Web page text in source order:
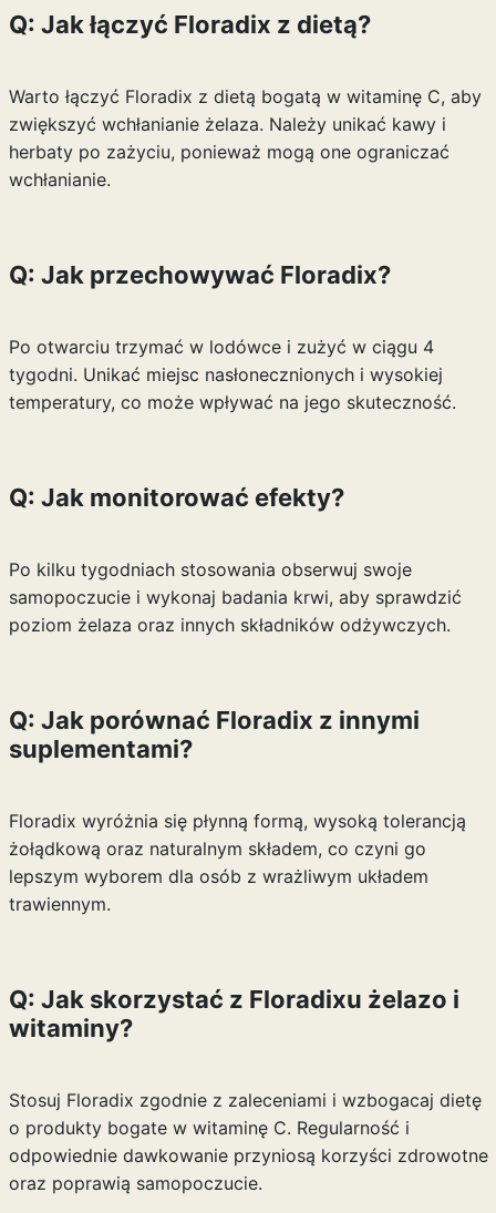
Q: Jak łączyć Floradix z dietą?
Warto łączyć Floradix z dietą bogatą w witaminę C, aby
zwiększyć wchłanianie żelaza. Należy unikać kawy i
herbaty po zażyciu, ponieważ mogą one ograniczać
wchłanianie.
Q: Jak przechowywać Floradix?
Po otwarciu trzymać w lodówce i zużyć w ciągu 4
tygodni. Unikać miejsc nasłonecznionych i wysokiej
temperatury, co może wpływać na jego skuteczność.
Q: Jak monitorować efekty?
Po kilku tygodniach stosowania obserwuj swoje
samopoczucie i wykonaj badania krwi, aby sprawdzić
poziom żelaza oraz innych składników odżywczych.
Q: Jak porównać Floradix z innymi
suplementami?
Floradix wyróżnia się płynną formą, wysoką tolerancją
żołądkową oraz naturalnym składem, co czyni go
lepszym wyborem dla osób z wrażliwym układem
trawiennym.
Q: Jak skorzystać z Floradixu żelazo i
witaminy?
Stosuj Floradix zgodnie z zaleceniami i wzbogacaj dietę
o produkty bogate w witaminę C. Regularność i
odpowiednie dawkowanie przyniosą korzyści zdrowotne
oraz poprawią samopoczucie.